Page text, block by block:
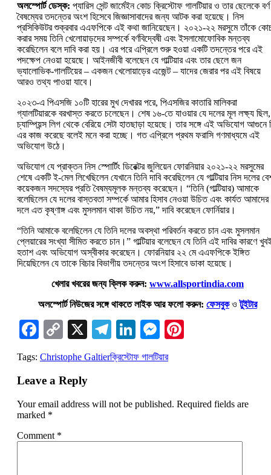
অলস্পোর্ট ডেস্ক: প্যারিস সেন্ট জার্মেইন কোচ ক্রিস্টোফ গালটিয়ার ও তার ছেলেকে বর্ণ
বৈষম্যের তদন্তের অংশ হিসেবে জিজ্ঞাসাবাদের জন্য আটক করা হয়েছে। নিস
প্রসিকিউটর শুক্রবার এএফপিকে এই কথা জানিয়েছেন। ২০২১-২২ মরসুমে তাঁকে
করার সময় তিনি খেলোয়াড়দের সম্পর্কে বর্ণবিদ্বেষী এবং ইসলামোফোবিক মন্তব্য
করেছিলেন বলে দাবি করা হয়। এর পরে এপ্রিলে শুরু হওয়া একটি তদন্তের পরে এই
পদক্ষেপ নেওয়া হয়েছে। আইনজীবী বলেছেন যে গাল্টিয়ার এবং তার ছেলে জন
ভ্যালোভিক-গালটিয়ের – একজন খেলোয়াড়ের এজেন্ট – যাদের জেরার পর এই বিষয়ে
আরও তথ্য পাওয়া যাবে।
২০২৩-এ পিএসজি ১০টি হারের মুখ দেখারর পরে, পিএসজির কাতারি মালিকরা
গ্যালটিয়ারকে বরখাস্ত করতে চলেছেন। শেষ ১৬-তে যাওয়ার যে দলের মূল লক্ষ্য ছিল,
চ্যাম্পিয়ন্স লিগ থেকে বেরিয়ে সেটা হাতছাড়া হয়েছে। তার সঙ্গে এই অভিযোগ আগুনে
এর কাজ করেছে বলেই মনে করা হচ্ছে। গত এপ্রিলে প্রথম ফরাসি গণমাধ্যমে এই
অভিযোগ উঠে।
অভিযোগ যে প্রাক্তন নিস স্পোর্টিং ডিরেক্টর জুলিয়েন ফোরনিয়ার ২০২১-২২ মরসুমের
শেষে একটি ই-মেল লিখেছিলেন যেখানে তিনি দাবি করেছিলেন যে গাল্টিয়ার নিস দলের
কয়েকজন সদস্যের প্রতি বৈষম্যমূলক মন্তব্য করেছেন। “তিনি (গাল্টিয়ার) আমাকে
বলেছিলেন যে দলের বাস্তবতা সম্পর্কে আমার হিসাব নেওয়া উচিত এবং কার্যত আমাদের
দলে এত কৃষ্ণাঙ্গ এবং মুসলমান থাকা উচিত নয়,” দাবি করেছেন ফোর্নিয়ার।
“তিনি আমাকে বলেছিলেন যে তিনি দলের অবস্থা পরিবর্তন করতে চান এবং মুসলমান
প্লেয়ারের সংখ্যা সীমিত করতে চান।” গাল্টিয়ার বলেছেন যে তিনি এই দাবির কারণে
হতাশ এবং অভিযোগ অস্বীকার করেছেন। ফোরনিয়ার ২২ মে এএফপিকে ইঙ্গিত
দিয়েছিলেন যে তাকে বিচার বিভাগীয় তদন্তের অংশ হিসাবে ডাকা হয়েছে।
খেলার খবরের জন্য ক্লিক করুন: www.allsportindia.com
অলস্পোর্ট নিউজের সঙ্গে থাকতে লাইক আর ফলো করুন: ফেসবুকওটুইটার
Facebook
Copy
Link
X Telegram
LinkedIn
Messenger
Tags: Christophe Galtierক্রিস্টোফ গালটিয়ার
Leave a Reply
Your email address will not be published. Required fields are
marked *
Comment *